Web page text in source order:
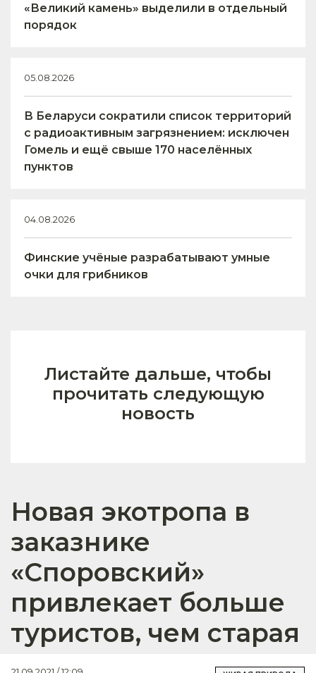
«Великий камень» выделили в отдельный
порядок
05.08.2026
В Беларуси сократили список территорий
с радиоактивным загрязнением: исключен
Гомель и ещё свыше 170 населённых
пунктов
04.08.2026
Финские учёные разрабатывают умные
очки для грибников
Листайте дальше, чтобы
прочитать следующую
новость
Новая экотропа в
заказнике
«Споровский»
привлекает больше
туристов, чем старая